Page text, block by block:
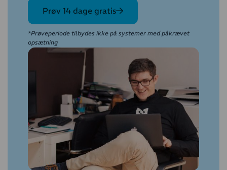
Prøv 14 dage gratis
*Prøveperiode tilbydes ikke på systemer med påkrævet
opsætning